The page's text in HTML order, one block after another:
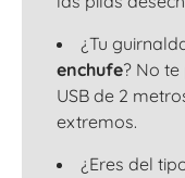
¿Tu
enchufe? No
USB de 2
extremos.
¿Eres del